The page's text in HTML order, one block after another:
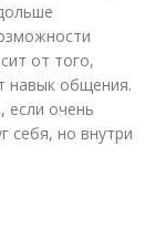
от того,
навык общения.
если очень
себя, но внутри